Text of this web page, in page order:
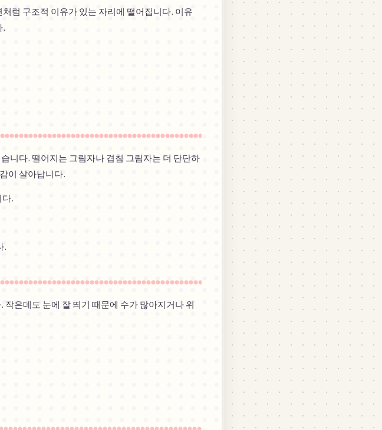
럼 구조적 이유가 있는 자리에 떨어집니다. 이유
.
니다. 떨어지는 그림자나 겹침 그림자는 더 단단하
이 살아납니다.
다.
.
은데도 눈에 잘 띄기 때문에 수가 많아지거나 위